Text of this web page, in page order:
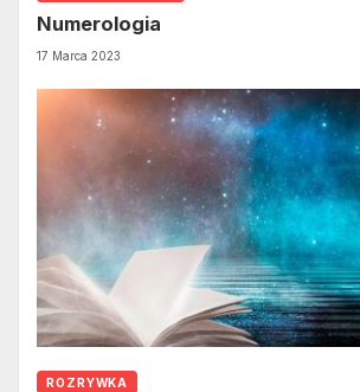
Numerologia
17 Marca 2023
ROZRYWKA